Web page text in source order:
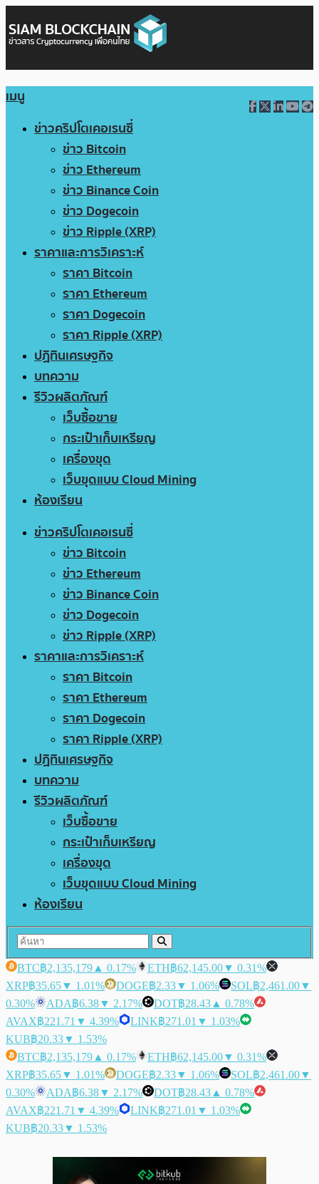
เมนู
ข่าวคริปโตเคอเรนซี่
ข่าว Bitcoin
ข่าว Ethereum
ข่าว Binance Coin
ข่าว Dogecoin
ข่าว Ripple (XRP)
ราคาและการวิเคราะห์
ราคา Bitcoin
ราคา Ethereum
ราคา Dogecoin
ราคา Ripple (XRP)
ปฏิทินเศรษฐกิจ
บทความ
รีวิวผลิตภัณฑ์
เว็บซื้อขาย
กระเป๋าเก็บเหรียญ
เครื่องขุด
เว็บขุดแบบ Cloud Mining
ห้องเรียน
ข่าวคริปโตเคอเรนซี่
ข่าว Bitcoin
ข่าว Ethereum
ข่าว Binance Coin
ข่าว Dogecoin
ข่าว Ripple (XRP)
ราคาและการวิเคราะห์
ราคา Bitcoin
ราคา Ethereum
ราคา Dogecoin
ราคา Ripple (XRP)
ปฏิทินเศรษฐกิจ
บทความ
รีวิวผลิตภัณฑ์
เว็บซื้อขาย
กระเป๋าเก็บเหรียญ
เครื่องขุด
เว็บขุดแบบ Cloud Mining
ห้องเรียน
BTC฿2,135,179 ▲ 0.17% ETH฿62,145.00▼ 0.31%
XRP฿35.65▼ 1.01% DOGE฿2.33▼ 1.06% SOL฿2,461.00▼
0.30%
ADA฿6.38▼ 2.17% DOT฿28.43 ▲ 0.78%
AVAX฿221.71 ▼ 4.39% LINK฿271.01 ▼ 1.03%
KUB฿20.33▼ 1.53%
BTC฿2,135,179 ▲ 0.17% ETH฿62,145.00▼ 0.31%
XRP฿35.65▼ 1.01% DOGE฿2.33▼ 1.06% SOL฿2,461.00▼
0.30%
ADA฿6.38▼ 2.17% DOT฿28.43 ▲ 0.78%
AVAX฿221.71 ▼ 4.39% LINK฿271.01 ▼ 1.03%
KUB฿20.33▼ 1.53%